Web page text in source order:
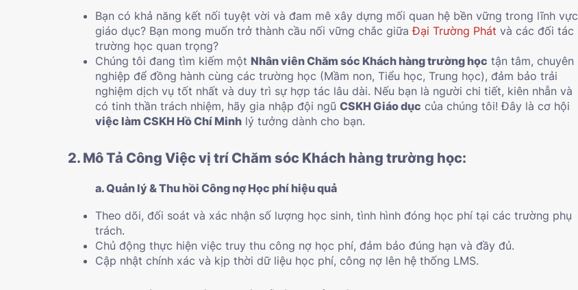
Bạn có khả năng kết nối tuyệt vời và đam mê xây dựng mối quan hệ bền vững trong lĩnh vực
giáo dục? Bạn mong muốn trở thành cầu nối vững chắc giữaĐại Trường Phát và các đối tác
trường học quan trọng?
Chúng tôi đang tìm kiếm một Nhân viên Chăm sóc Khách hàng trường học tận tâm, chuyên
nghiệp để đồng hành cùng các trường học (Mầm non, Tiểu học, Trung học), đảm bảo trải
nghiệm dịch vụ tốt nhất và duy trì sự hợp tác lâu dài. Nếu bạn là người chi tiết, kiên nhẫn và
có tinh thần trách nhiệm, hãy gia nhập đội ngũ CSKH Giáo dục của chúng tôi! Đây là cơ hội
việc làm CSKH Hồ Chí Minh lý tưởng dành cho bạn.
2. Mô Tả Công Việc vị trí Chăm sóc Khách hàng trường học:
a. Quản lý & Thu hồi Công nợ Học phí hiệu quả
Theo dõi, đối soát và xác nhận số lượng học sinh, tình hình đóng học phí tại các trường phụ
trách.
Chủ động thực hiện việc truy thu công nợ học phí, đảm bảo đúng hạn và đầy đủ.
Cập nhật chính xác và kịp thời dữ liệu học phí, công nợ lên hệ thống LMS.